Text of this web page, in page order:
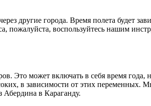
другие города. Время полета будет
пожалуйста, воспользуйтесь нашим
Это может включать в себя время года,
в зависимости от этих переменных.
в Караганду.